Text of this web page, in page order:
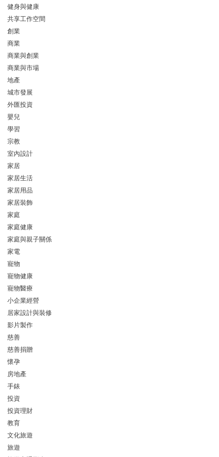
健身與健康
共享工作空間
創業
商業
商業與創業
商業與市場
地產
城市發展
外匯投資
嬰兒
學習
宗教
室內設計
家居
家居生活
家居用品
家居裝飾
家庭
家庭健康
家庭與親子關係
家電
寵物
寵物健康
寵物醫療
小企業經營
居家設計與裝修
影片製作
慈善
慈善捐贈
懷孕
房地產
手錶
投資
投資理財
教育
文化旅遊
旅遊